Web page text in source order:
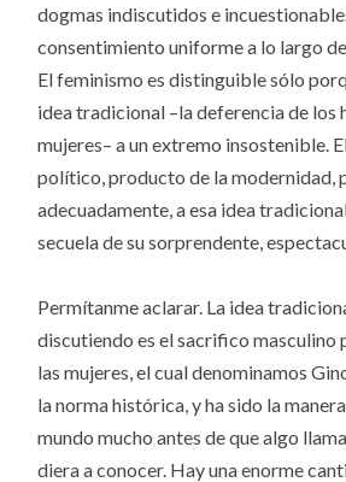
dogmas indiscutidos e
consentimiento uniforme a lo largo
El feminismo es distinguible sólo
idea tradicional –la deferencia de los
mujeres– a un extremo insostenible.
político, producto de la modernidad,
adecuadamente, a esa idea
secuela de su sorprendente,
Permítanme aclarar. La idea
discutiendo es el sacrifico masculino
las mujeres, el cual denominamos
la norma histórica, y ha sido la
mundo mucho antes de que algo
diera a conocer. Hay una enorme